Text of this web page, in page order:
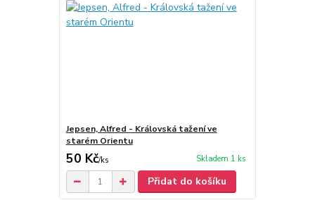
Jepsen, Alfred - Královská tažení ve
starém Orientu
50 Kč/ks Skladem 1 ks
Přidat do košíku